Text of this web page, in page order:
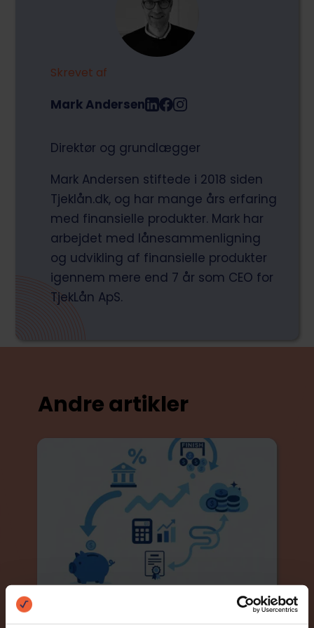
økonomi kan løfte prisen.
Skrevet af
Mark Andersen
Direktør og grundlægger
Mark Andersen stiftede i 2018 siden
Tjeklån.dk, og har mange års erfaring
med finansielle produkter. Mark har
arbejdet med lånesammenligning
og udvikling af finansielle produkter
igennem mere end 7 år som CEO for
TjekLån ApS.
Andre artikler
Hvor er det nemmest at låne penge?